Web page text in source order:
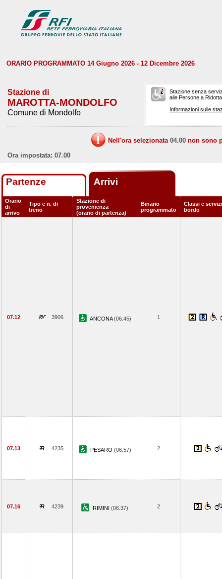
ORARIO PROGRAMMATO 14 Giugno 2026 - 12 Dicembre 2026
Stazione di
MAROTTA-MONDOLFO
Comune di Mondolfo
Stazione senza
alle Persone a
Informazioni sulle
Nell'ora selezionata 04.00 non sono
Ora impostata: 07.00
Partenze Arrivi
Orario
di
arrivo
Tipo e n. di
treno
Stazione di
provenienza
(orario di partenza)
Binario
programmato
Classi e
bordo
07.12 3906 ANCONA(06.45) 1
07.13 4235 PESARO (06.57) 2
07.16 4239 RIMINI (06.37) 2